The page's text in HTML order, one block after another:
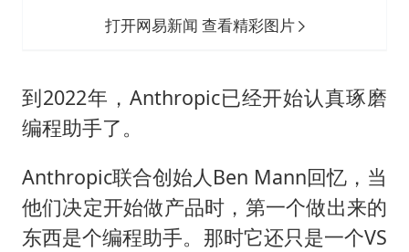
打开网易新闻 查看精彩图片
到2022年，Anthropic已经开始认真琢磨
编程助手了。
Anthropic联合创始人Ben Mann回忆，当
他们决定开始做产品时，第一个做出来的
东西是个编程助手。那时它还只是一个VS